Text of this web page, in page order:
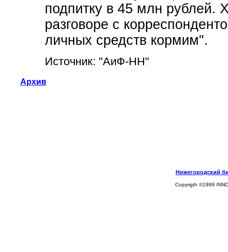
подпитку в 45 млн рублей.
разговоре с
личных средств кормим".
Источник: "АиФ-НН"
Архив
Нижегородский
Copyrigth ©1999